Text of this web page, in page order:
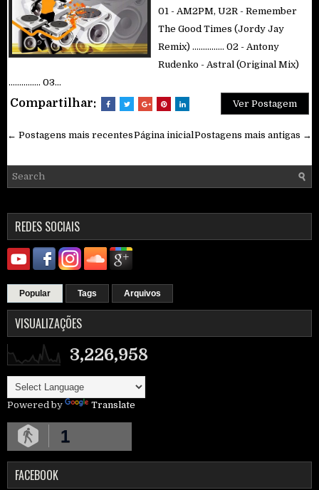
01 - AM2PM, U2R - Remember
The Good Times (Jordy Jay
Remix) ............... 02 - Antony
Rudenko - Astral (Original Mix)
............... 03...
Ver Postagem
Compartilhar:
← Postagens mais recentes Postagens mais antigas →
Página inicial
REDES SOCIAIS
Popular Tags Arquivos
VISUALIZAÇÕES
3,226,958
Powered by Translate
1
FACEBOOK